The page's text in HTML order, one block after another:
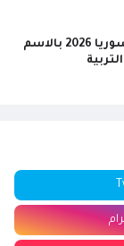
رابط نتائج الصف التاسع في سوريا 2026 بالاسم